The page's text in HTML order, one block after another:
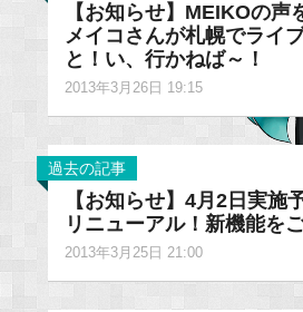
【お知らせ】MEIKOの声
メイコさんが札幌でライ
と！い、行かねば～！
2013年3月26日 19:15
過去の記事
【お知らせ】4月2日実施
リニューアル！新機能を
2013年3月25日 21:00